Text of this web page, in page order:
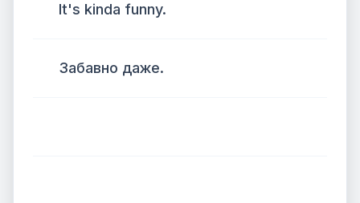
It's kinda funny.
Забавно даже.